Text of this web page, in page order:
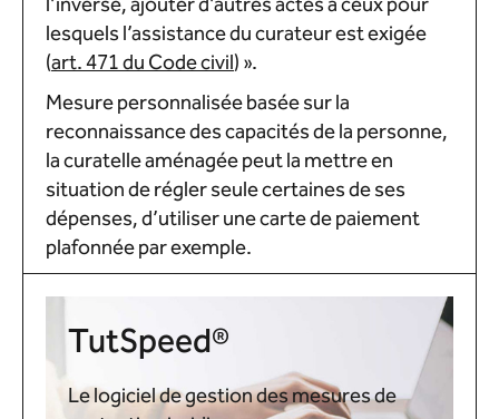
lesquels l’assistance du curateur est exigée
(art. 471 du Code civil) ».
Mesure personnalisée basée sur la
reconnaissance des capacités de la personne,
la curatelle aménagée peut la mettre en
situation de régler seule certaines de ses
dépenses, d’utiliser une carte de paiement
plafonnée par exemple.
TutSpeed®
Le logiciel de gestion des mesures de